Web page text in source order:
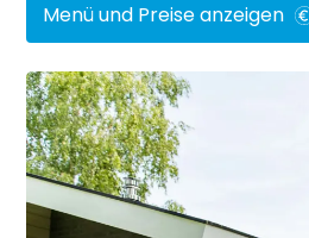
Menü und Preise anzeigen